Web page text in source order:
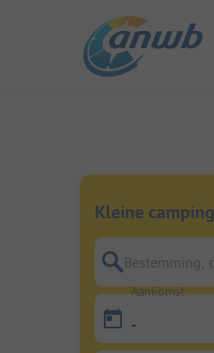
Kleine
Bestemming,
Aankomst
-